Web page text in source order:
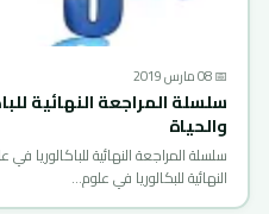
📅 08 مارس 2019
سلسلة المراجعة النهائية
والحياة
سلسلة المراجعة النهائية للباكالوريا
النهائية للبكالوريا في علوم…